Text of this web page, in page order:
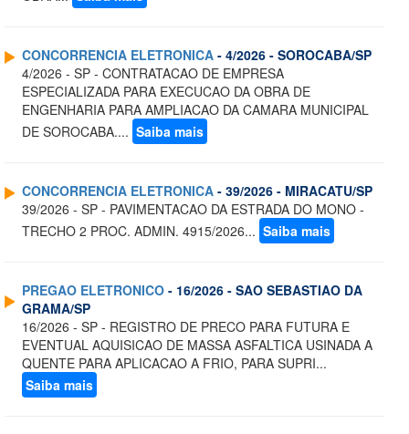
CONCORRENCIA ELETRONICA - 4/2026 - SOROCABA/SP
4/2026 - SP - CONTRATACAO DE EMPRESA
ESPECIALIZADA PARA EXECUCAO DA OBRA DE
ENGENHARIA PARA AMPLIACAO DA CAMARA MUNICIPAL
DE SOROCABA.... Saiba mais
CONCORRENCIA ELETRONICA - 39/2026 - MIRACATU/SP
39/2026 - SP - PAVIMENTACAO DA ESTRADA DO MONO -
TRECHO 2 PROC. ADMIN. 4915/2026... Saiba mais
PREGAO ELETRONICO - 16/2026 - SAO SEBASTIAO DA
GRAMA/SP
16/2026 - SP - REGISTRO DE PRECO PARA FUTURA E
EVENTUAL AQUISICAO DE MASSA ASFALTICA USINADA A
QUENTE PARA APLICACAO A FRIO, PARA SUPRI...
Saiba mais